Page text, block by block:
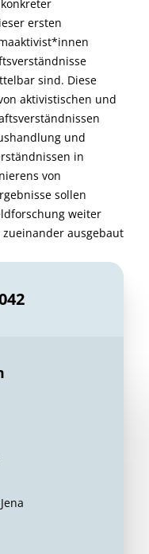
ersten
sind. Diese
aktivistischen und
und
in
von
sollen
weiter
ausgebaut